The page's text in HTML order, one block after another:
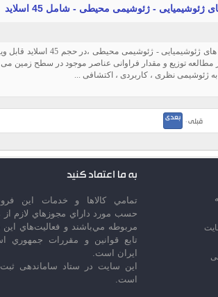
- ژئوشیمی محیطی - شامل 45 اسلاید
دانلود پاورپوینت طراحی پروژه
توزیع و مقدار فراوانی عناصر موجود در سطح زمین می
ژئوشیمی نظری ، کاربردی ، اکتشافی ...
قبلی · بعدی
به ما اعتماد کنید
تمامي كالاها و خدمات اين
حسب مورد داراي مجوزهاي لازم از
مربوطه مي‌باشند و فعاليت‌هاي
تابع قوانين و مقررات جمهوري
ايران است.
این سایت در ستاد ساماندهی
است.